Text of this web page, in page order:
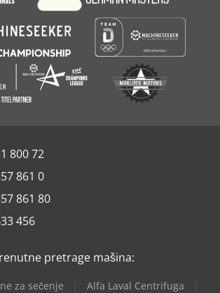
800 72
861 0
861 80
456
pretrage mašina:
za sečenje
Alfa Laval Centrifuga